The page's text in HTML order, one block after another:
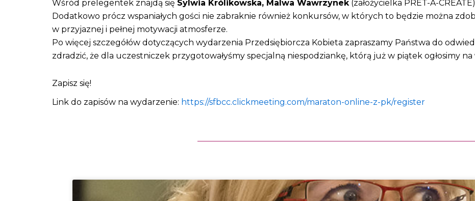
Wśród prelegentek znajdą się Sylwia Królikowska, Malwa Wawrzynek (założycielka PRÊT-À-
Dodatkowo prócz wspaniałych gości nie zabraknie również konkursów, w których to będzie można
w przyjaznej i pełnej motywacji atmosferze.
Po więcej szczegółów dotyczących wydarzenia Przedsiębiorcza Kobieta zapraszamy Państwa do
zdradzić, że dla uczestniczek przygotowałyśmy specjalną niespodziankę, którą już w piątek ogłosimy
Zapisz się!
Link do zapisów na wydarzenie: https://sfbcc.clickmeeting.com/maraton-online-z-pk/register